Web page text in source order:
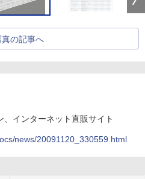
真の記事へ
、インターネット直販サイト
news/20091120_330559.html